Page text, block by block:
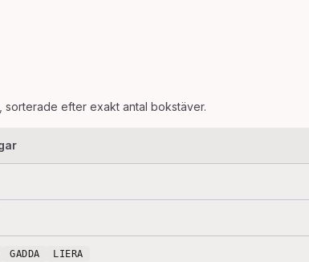
, sorterade efter exakt antal bokstäver.
GADDA LIERA